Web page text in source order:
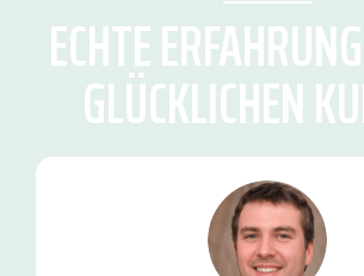
ECHTE
GLÜCKLICHEN